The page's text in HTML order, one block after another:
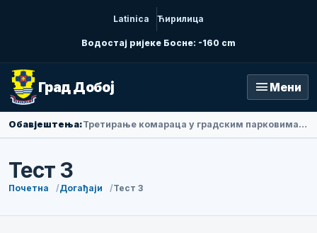
Latinica Ћирилица
Водостај ријеке Босне: -160 cm
Град Добој menu Мени
Обавјештења: Амбасадорка Народне Републике Кине у БиХ Ли Фан посјетила Добој
Тест 3
Почетна Догађаји Тест 3